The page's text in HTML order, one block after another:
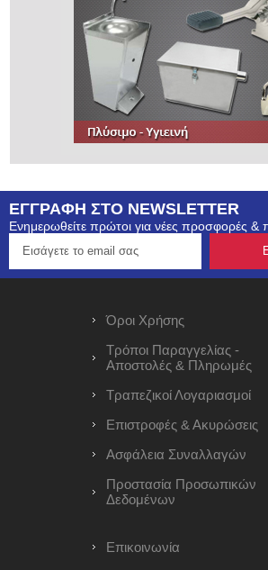
ΕΓΓΡΑΦΗ ΣΤΟ NEWSLETTER
Ενημερωθείτε πρώτοι για νέες προσφορές &
Όροι Χρήσης
Τρόποι Παραγγελίας -
Αποστολές & Πληρωμές
Τραπεζικοί Λογαριασμοί
Επιστροφές & Ακυρώσεις
Ασφάλεια Συναλλαγών
Προστασία Προσωπικών
Δεδομένων
Επικοινωνία